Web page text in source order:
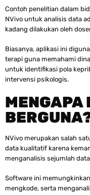
Contoh penelitian dalam
NVivo untuk analisis data
kadang dilakukan oleh
Biasanya, aplikasi ini
terapi guna memahami
untuk identifikasi pola
intervensi psikologis.
MENGAPA
NVivo merupakan salah
data kualitatif karena
menganalisis sejumlah
Software ini
mengkode, serta